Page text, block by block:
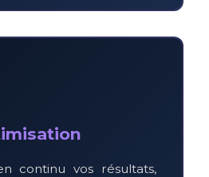
continu vos résultats,